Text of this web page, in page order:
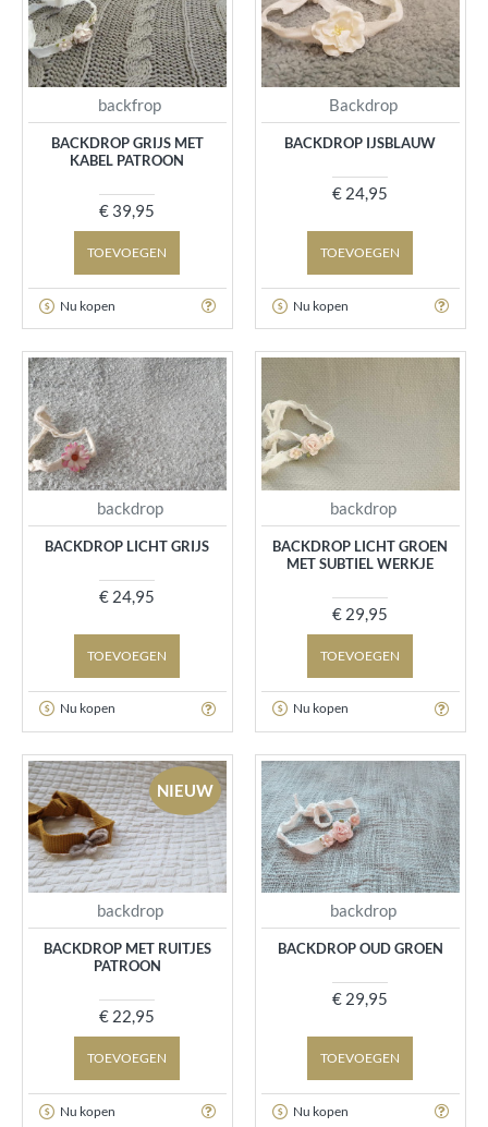
backfrop
BACKDROP GRIJS MET
KABEL PATROON
€ 39,95
TOEVOEGEN
Nu kopen
Backdrop
BACKDROP IJSBLAUW
€ 24,95
TOEVOEGEN
Nu kopen
backdrop
BACKDROP LICHT GRIJS
€ 24,95
TOEVOEGEN
Nu kopen
backdrop
BACKDROP LICHT GROEN
MET SUBTIEL WERKJE
€ 29,95
TOEVOEGEN
Nu kopen
NIEUW
backdrop
BACKDROP MET RUITJES
PATROON
€ 22,95
TOEVOEGEN
Nu kopen
backdrop
BACKDROP OUD GROEN
€ 29,95
TOEVOEGEN
Nu kopen